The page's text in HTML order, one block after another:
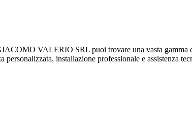
VALERIO SRL puoi trovare una vasta gamma
installazione professionale e assistenza